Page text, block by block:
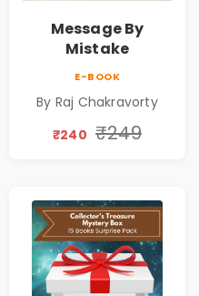
Message By
Mistake
E-BOOK
By Raj Chakravorty
₹240 ₹249